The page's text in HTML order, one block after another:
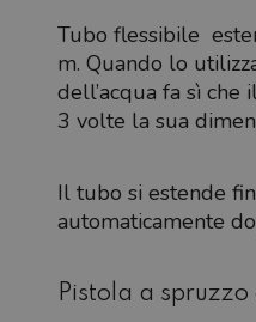
Tubo flessibile
m. Quando lo
dell’acqua fa sì che
3 volte la sua
Il tubo si estende
automaticamente
Pistola a